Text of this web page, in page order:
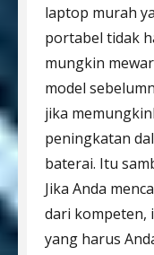
laptop murah
portabel tidak
mungkin
model
jika
peningkatan
baterai. Itu
Jika Anda
dari kompeten,
yang harus